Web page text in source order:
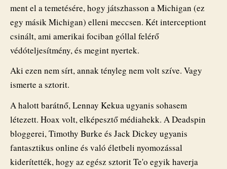
ment el a temetésére, hogy játszhasson a Michigan (ez
egy másik Michigan) elleni meccsen. Két interceptiont
csinált, ami amerikai fociban góllal felérő
védóteljesítmény, és megint nyertek.
Aki ezen nem sírt, annak tényleg nem volt szíve. Vagy
ismerte a sztorit.
A halott barátnő, Lennay Kekua ugyanis sohasem
létezett. Hoax volt, elképesztő médiahekk. A Deadspin
bloggerei, Timothy Burke és Jack Dickey ugyanis
fantasztikus online és való életbeli nyomozással
kiderítették, hogy az egész sztorit Te'o egyik haverja